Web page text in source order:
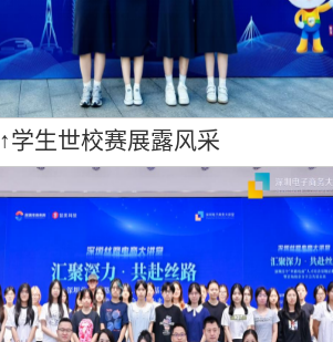
↑学生世校赛展露风采